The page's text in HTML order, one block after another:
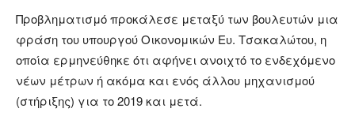
Προβληματισμό προκάλεσε μεταξύ των βουλευτών μια
φράση του υπουργού Οικονομικών Ευ. Τσακαλώτου, η
οποία ερμηνεύθηκε ότι αφήνει ανοιχτό το ενδεχόμενο
νέων μέτρων ή ακόμα και ενός άλλου μηχανισμού
(στήριξης) για το 2019 και μετά.